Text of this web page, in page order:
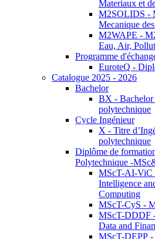
Materiaux et
M2SOLIDS -
Mecanique
M2WAPE -
Eau, Air,
Programme
EuroteQ -
Catalogue 2025 - 2026
Bachelor
BX - Bachelor
polytechnique
Cycle Ingénieur
X - Titre
polytechnique
Diplôme de
Polytechnique -
MScT-AI-ViC
Intelligence
Computing
MScT-CyS -
MScT-DDDF
Data and
MScT-DEPP -